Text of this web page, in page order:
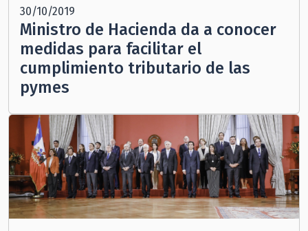
30/10/2019
Ministro de Hacienda da a conocer
medidas para facilitar el
cumplimiento tributario de las
pymes